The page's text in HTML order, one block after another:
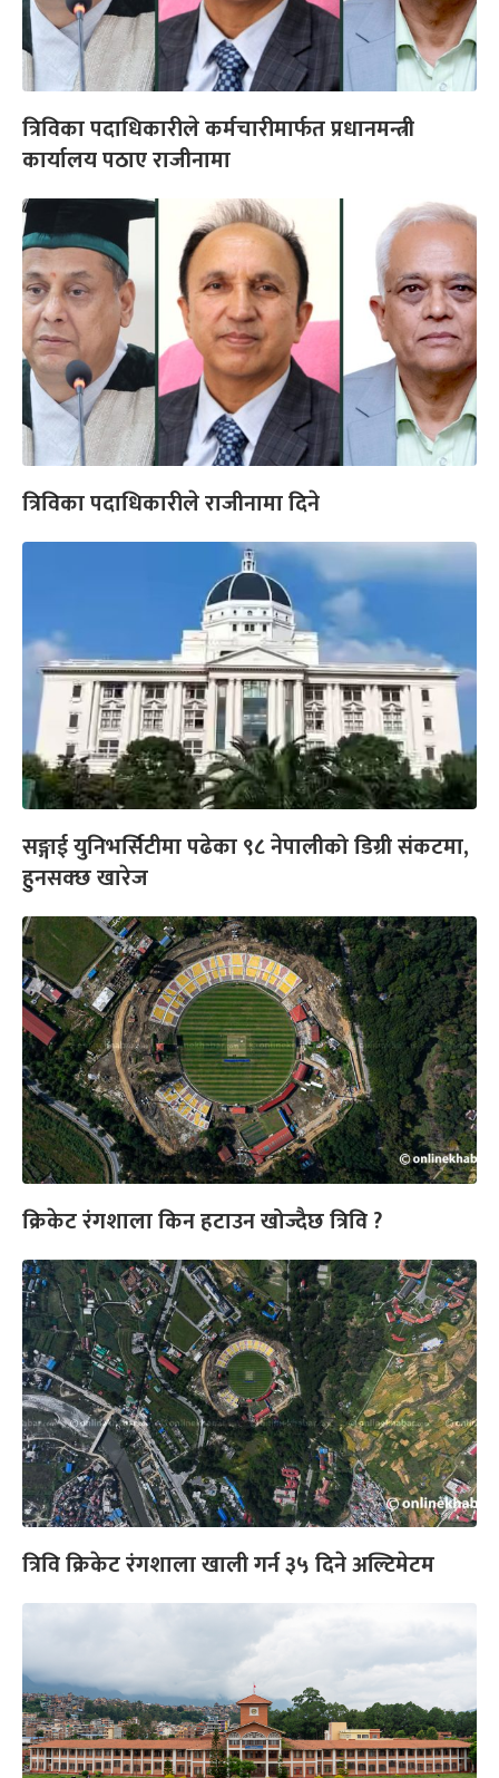
त्रिविका पदाधिकारीले कर्मचारीमार्फत प्रधानमन्त्री
कार्यालय पठाए राजीनामा
त्रिविका पदाधिकारीले राजीनामा दिने
सङ्गाई युनिभर्सिटीमा पढेका ९८ नेपालीको डिग्री संकटमा,
हुनसक्छ खारेज
क्रिकेट रंगशाला किन हटाउन खोज्दैछ त्रिवि ?
त्रिवि क्रिकेट रंगशाला खाली गर्न ३५ दिने अल्टिमेटम